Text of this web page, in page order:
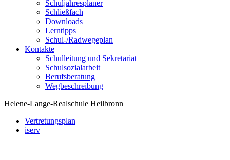
Schuljahresplaner
Schließfach
Downloads
Lerntipps
Schul-/Radwegeplan
Kontakte
Schulleitung und Sekretariat
Schulsozialarbeit
Berufsberatung
Wegbeschreibung
Helene-Lange-Realschule Heilbronn
Vertretungsplan
iserv